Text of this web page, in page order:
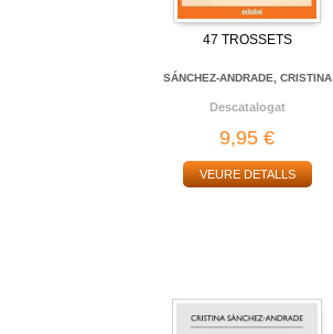
47 TROSSETS
SÁNCHEZ-ANDRADE, CRISTINA
Descatalogat
9,95 €
VEURE DETALLS